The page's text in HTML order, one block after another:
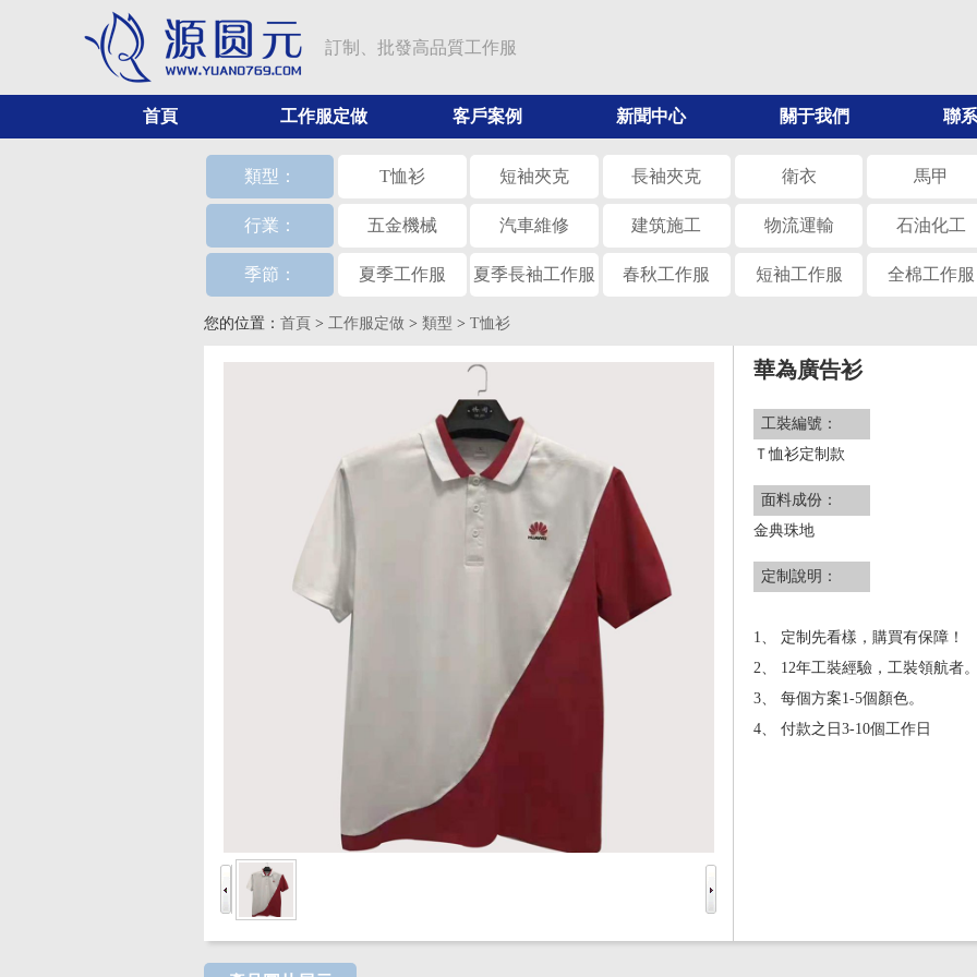
訂制、批發高品質工作服
首頁 工作服定做 客戶案例 新聞中心 關于我們 聯
類型： T恤衫 短袖夾克 長袖夾克 衛衣 馬甲
行業： 五金機械 汽車維修 建筑施工 物流運輸 石油化工
季節： 夏季工作服 夏季長袖工作服 春秋工作服 短袖工作服 全棉工作服
您的位置： 首頁 > 工作服定做 > 類型 > T恤衫
華為廣告衫
工裝編號：
Ｔ恤衫定制款
面料成份：
金典珠地
定制說明：
1、 定制先看樣，購買有保障！
2、 12年工裝經驗，工裝領航者
3、 每個方案1-5個顏色。
4、 付款之日3-10個工作日